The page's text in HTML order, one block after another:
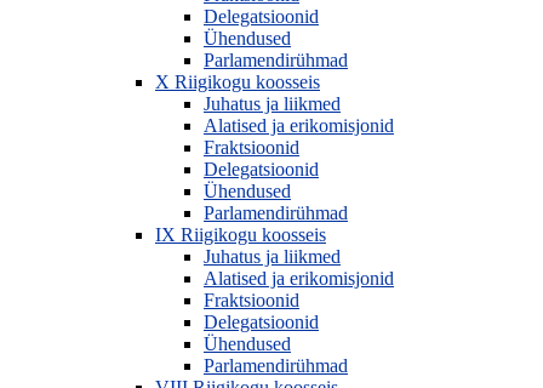
Delegatsioonid
Ühendused
Parlamendirühmad
X Riigikogu koosseis
Juhatus ja liikmed
Alatised ja erikomisjonid
Fraktsioonid
Delegatsioonid
Ühendused
Parlamendirühmad
IX Riigikogu koosseis
Juhatus ja liikmed
Alatised ja erikomisjonid
Fraktsioonid
Delegatsioonid
Ühendused
Parlamendirühmad